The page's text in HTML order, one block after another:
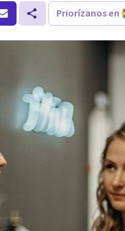
Priorízanos en